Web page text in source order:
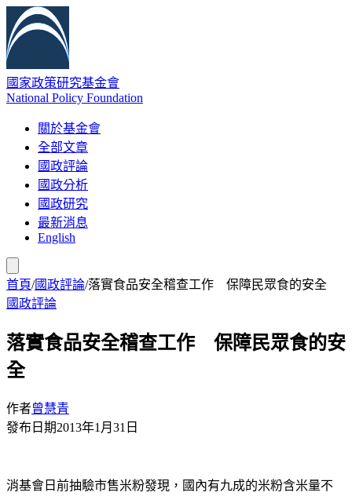
國家政策研究基金會
National Policy Foundation
關於基金會
全部文章
國政評論
國政分析
國政研究
最新消息
English
首頁/國政評論/落實食品安全稽查工作 保障民眾食的安全
國政評論
落實食品安全稽查工作 保障民眾食的安
全
作者曾慧青
發布日期2013年1月31日
消基會日前抽驗市售米粉發現，國內有九成的米粉含米量不